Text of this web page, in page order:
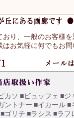
り、一般のお客様
お気軽に何でもお
カソ ■ビュッフェ ■ジ
ントナー ■イカール■
■ゴリチ ■ラシス ■ラフ